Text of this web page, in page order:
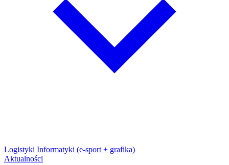
Logistyki Informatyki (e-sport + grafika)
Aktualności